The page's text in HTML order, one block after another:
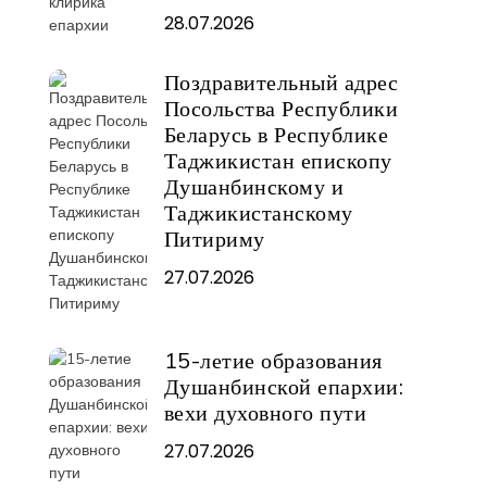
28.07.2026
Поздравительный адрес
Посольства Республики
Беларусь в Республике
Таджикистан епископу
Душанбинскому и
Таджикистанскому
Питириму
27.07.2026
15-летие образования
Душанбинской епархии:
вехи духовного пути
27.07.2026